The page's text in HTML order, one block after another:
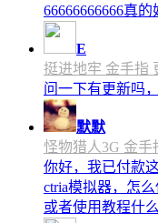
66666666666真的
E
挺进地牢 金手指
问一下有更新吗
默默
怪物猎人3G 金手
你好，我已付款
ctria模拟器，怎
或者使用教程什么